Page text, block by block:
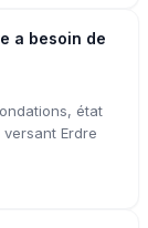
a besoin de
état
Erdre